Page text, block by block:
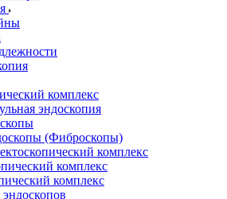
комплекс
эндоскопия
(Фиброcкопы)
комплекс
комплекс
комплекс